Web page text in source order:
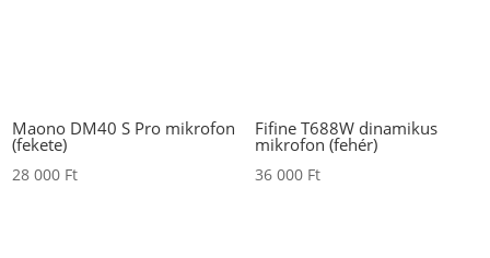
Maono DM40 S Pro mikrofon
(fekete)
28 000 Ft
Fifine T688W dinamikus
mikrofon (fehér)
36 000 Ft